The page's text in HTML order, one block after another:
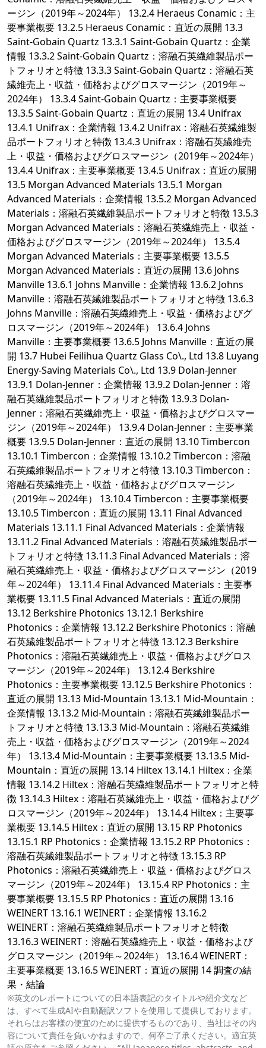
ージン（2019年～2024年） 13.2.4 Heraeus Conamic：主
要事業概要 13.2.5 Heraeus Conamic：直近の展開 13.3
Saint-Gobain Quartz 13.3.1 Saint-Gobain Quartz：企業
情報 13.3.2 Saint-Gobain Quartz：溶融石英繊維製品ポー
トフォリオと特徴 13.3.3 Saint-Gobain Quartz：溶融石英
繊維売上・収益・価格およびグロスマージン（2019年～
2024年） 13.3.4 Saint-Gobain Quartz：主要事業概要
13.3.5 Saint-Gobain Quartz：直近の展開 13.4 Unifrax
13.4.1 Unifrax：企業情報 13.4.2 Unifrax：溶融石英繊維製
品ポートフォリオと特徴 13.4.3 Unifrax：溶融石英繊維売
上・収益・価格およびグロスマージン（2019年～2024年）
13.4.4 Unifrax：主要事業概要 13.4.5 Unifrax：直近の展開
13.5 Morgan Advanced Materials 13.5.1 Morgan
Advanced Materials：企業情報 13.5.2 Morgan Advanced
Materials：溶融石英繊維製品ポートフォリオと特徴 13.5.3
Morgan Advanced Materials：溶融石英繊維売上・収益・
価格およびグロスマージン（2019年～2024年） 13.5.4
Morgan Advanced Materials：主要事業概要 13.5.5
Morgan Advanced Materials：直近の展開 13.6 Johns
Manville 13.6.1 Johns Manville：企業情報 13.6.2 Johns
Manville：溶融石英繊維製品ポートフォリオと特徴 13.6.3
Johns Manville：溶融石英繊維売上・収益・価格およびグ
ロスマージン（2019年～2024年） 13.6.4 Johns
Manville：主要事業概要 13.6.5 Johns Manville：直近の展
開 13.7 Hubei Feilihua Quartz Glass Co\., Ltd 13.8 Luyang
Energy-Saving Materials Co\., Ltd 13.9 Dolan-Jenner
13.9.1 Dolan-Jenner：企業情報 13.9.2 Dolan-Jenner：溶
融石英繊維製品ポートフォリオと特徴 13.9.3 Dolan-
Jenner：溶融石英繊維売上・収益・価格およびグロスマー
ジン（2019年～2024年） 13.9.4 Dolan-Jenner：主要事業
概要 13.9.5 Dolan-Jenner：直近の展開 13.10 Timbercon
13.10.1 Timbercon：企業情報 13.10.2 Timbercon：溶融
石英繊維製品ポートフォリオと特徴 13.10.3 Timbercon：
溶融石英繊維売上・収益・価格およびグロスマージン
（2019年～2024年） 13.10.4 Timbercon：主要事業概要
13.10.5 Timbercon：直近の展開 13.11 Final Advanced
Materials 13.11.1 Final Advanced Materials：企業情報
13.11.2 Final Advanced Materials：溶融石英繊維製品ポー
トフォリオと特徴 13.11.3 Final Advanced Materials：溶
融石英繊維売上・収益・価格およびグロスマージン（2019
年～2024年） 13.11.4 Final Advanced Materials：主要事
業概要 13.11.5 Final Advanced Materials：直近の展開
13.12 Berkshire Photonics 13.12.1 Berkshire
Photonics：企業情報 13.12.2 Berkshire Photonics：溶融
石英繊維製品ポートフォリオと特徴 13.12.3 Berkshire
Photonics：溶融石英繊維売上・収益・価格およびグロス
マージン（2019年～2024年） 13.12.4 Berkshire
Photonics：主要事業概要 13.12.5 Berkshire Photonics：
直近の展開 13.13 Mid-Mountain 13.13.1 Mid-Mountain：
企業情報 13.13.2 Mid-Mountain：溶融石英繊維製品ポー
トフォリオと特徴 13.13.3 Mid-Mountain：溶融石英繊維
売上・収益・価格およびグロスマージン（2019年～2024
年） 13.13.4 Mid-Mountain：主要事業概要 13.13.5 Mid-
Mountain：直近の展開 13.14 Hiltex 13.14.1 Hiltex：企業
情報 13.14.2 Hiltex：溶融石英繊維製品ポートフォリオと特
徴 13.14.3 Hiltex：溶融石英繊維売上・収益・価格およびグ
ロスマージン（2019年～2024年） 13.14.4 Hiltex：主要事
業概要 13.14.5 Hiltex：直近の展開 13.15 RP Photonics
13.15.1 RP Photonics：企業情報 13.15.2 RP Photonics：
溶融石英繊維製品ポートフォリオと特徴 13.15.3 RP
Photonics：溶融石英繊維売上・収益・価格およびグロス
マージン（2019年～2024年） 13.15.4 RP Photonics：主
要事業概要 13.15.5 RP Photonics：直近の展開 13.16
WEINERT 13.16.1 WEINERT：企業情報 13.16.2
WEINERT：溶融石英繊維製品ポートフォリオと特徴
13.16.3 WEINERT：溶融石英繊維売上・収益・価格および
グロスマージン（2019年～2024年） 13.16.4 WEINERT：
主要事業概要 13.16.5 WEINERT：直近の展開 14 調査の結
果・結論
※英文のレポートについての日本語表記のタイトルや紹介文など
は、すべて生成AIや自動翻訳ソフトを使用して提供しております。
それらはお客様の便宜のために提供するものであり、当社はその内
容について責任を負いかねますので、何卒ご了承ください。適宜英